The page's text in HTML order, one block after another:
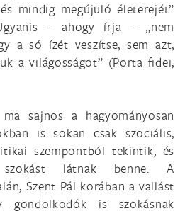
mindig megújuló életerejét”
– ahogy írja – „nem
a só ízét veszítse, sem azt,
a világosságot” (Porta fidei,
sajnos a hagyományosan
is sokan csak szociális,
szempontból tekintik, és
látnak benne. A
Szent Pál korában a vallást
gondolkodók is szokásnak